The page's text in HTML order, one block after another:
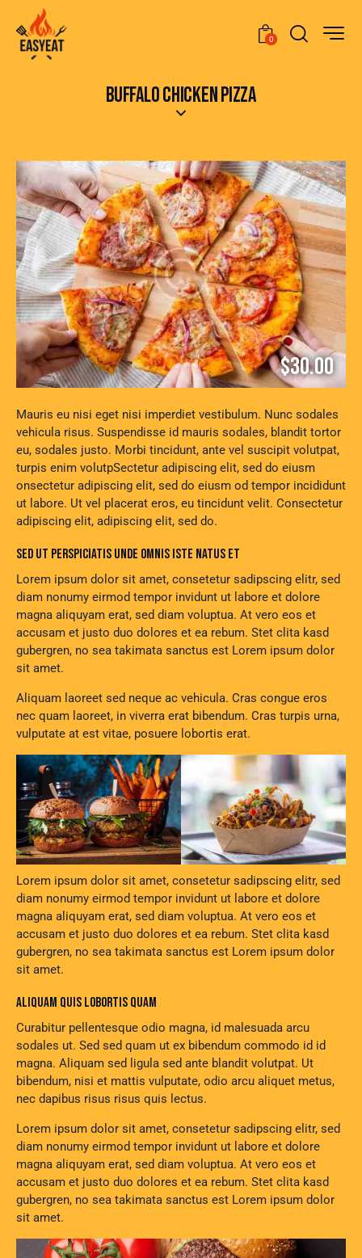
0
BUFFALO CHICKEN PIZZA
$30.00
Mauris eu nisi eget nisi imperdiet vestibulum. Nunc sodales
vehicula risus. Suspendisse id mauris sodales, blandit tortor
eu, sodales justo. Morbi tincidunt, ante vel suscipit volutpat,
turpis enim volutpSectetur adipiscing elit, sed do eiusm
onsectetur adipiscing elit, sed do eiusm od tempor incididunt
ut labore. Ut vel placerat eros, eu tincidunt velit. Consectetur
adipiscing elit, adipiscing elit, sed do.
SED UT PERSPICIATIS UNDE OMNIS ISTE NATUS ET
Lorem ipsum dolor sit amet, consetetur sadipscing elitr, sed
diam nonumy eirmod tempor invidunt ut labore et dolore
magna aliquyam erat, sed diam voluptua. At vero eos et
accusam et justo duo dolores et ea rebum. Stet clita kasd
gubergren, no sea takimata sanctus est Lorem ipsum dolor
sit amet.
Aliquam laoreet sed neque ac vehicula. Cras congue eros
nec quam laoreet, in viverra erat bibendum. Cras turpis urna,
vulputate at est vitae, posuere lobortis erat.
Lorem ipsum dolor sit amet, consetetur sadipscing elitr, sed
diam nonumy eirmod tempor invidunt ut labore et dolore
magna aliquyam erat, sed diam voluptua. At vero eos et
accusam et justo duo dolores et ea rebum. Stet clita kasd
gubergren, no sea takimata sanctus est Lorem ipsum dolor
sit amet.
ALIQUAM QUIS LOBORTIS QUAM
Curabitur pellentesque odio magna, id malesuada arcu
sodales ut. Sed sed quam ut ex bibendum commodo id id
magna. Aliquam sed ligula sed ante blandit volutpat. Ut
bibendum, nisi et mattis vulputate, odio arcu aliquet metus,
nec dapibus risus risus quis lectus.
Lorem ipsum dolor sit amet, consetetur sadipscing elitr, sed
diam nonumy eirmod tempor invidunt ut labore et dolore
magna aliquyam erat, sed diam voluptua. At vero eos et
accusam et justo duo dolores et ea rebum. Stet clita kasd
gubergren, no sea takimata sanctus est Lorem ipsum dolor
sit amet.